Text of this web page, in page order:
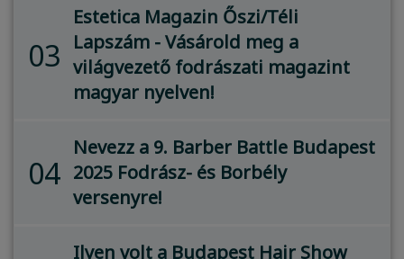
03
Estetica Magazin Őszi/Téli
Lapszám - Vásárold meg a
világvezető fodrászati magazint
magyar nyelven!
04
Nevezz a 9. Barber Battle Budapest
2025 Fodrász- és Borbély
versenyre!
Ilyen volt a Budapest Hair Show